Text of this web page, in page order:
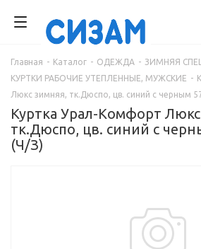
Главная - Каталог - ОДЕЖДА - ЗИМНЯЯ
КУРТКИ РАБОЧИЕ УТЕПЛЕННЫЕ, МУЖСКИЕ -
Люкс зимняя, тк.Дюспо, цв. синий с черным
Куртка Урал-Комфорт
тк.Дюспо, цв. синий с
(Ч/З)